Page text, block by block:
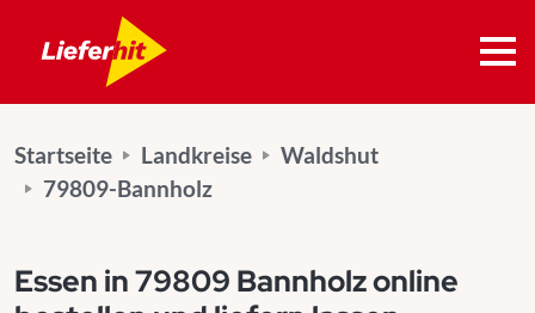
Startseite Landkreise
Waldshut
79809-Bannholz
Essen in 79809 Bannholz online